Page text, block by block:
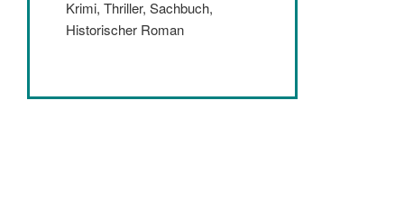
Krimi, Thriller, Sachbuch,
Historischer Roman